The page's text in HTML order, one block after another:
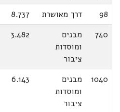
98
דרך מאושרת
8.737
740
מבנים
ומוסדות
ציבור
3.482
1040
מבנים
ומוסדות
ציבור
6.143